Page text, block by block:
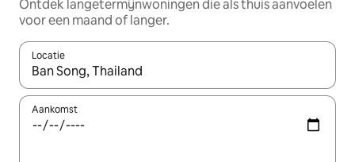
Ontdek langetermijnwoningen die als thuis aanvoelen
voor een maand of langer.
Locatie
Wanneer er resultaten beschikbaar zijn, maak je een keuze
Aankomst